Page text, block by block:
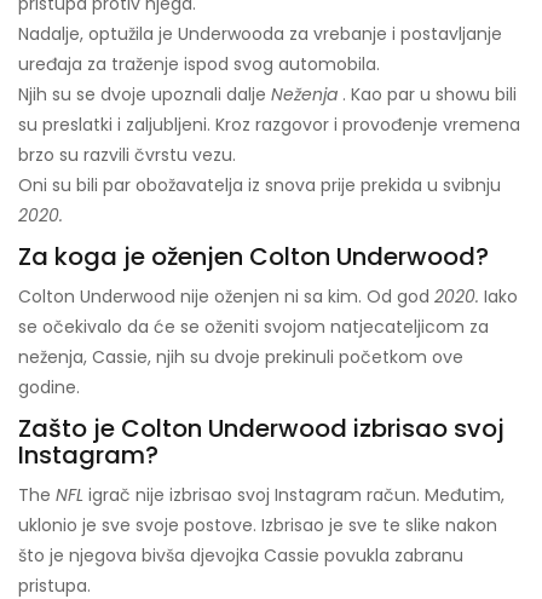
Nadalje, optužila je Underwooda za vrebanje i postavljanje
uređaja za traženje ispod svog automobila.
Njih su se dvoje upoznali dalje Neženja . Kao par u showu bili
su preslatki i zaljubljeni. Kroz razgovor i provođenje vremena
brzo su razvili čvrstu vezu.
Oni su bili par obožavatelja iz snova prije prekida u svibnju
2020.
Za koga je oženjen Colton Underwood?
Colton Underwood nije oženjen ni sa kim. Od god 2020. Iako
se očekivalo da će se oženiti svojom natjecateljicom za
neženja, Cassie, njih su dvoje prekinuli početkom ove
godine.
Zašto je Colton Underwood izbrisao svoj
Instagram?
The NFL igrač nije izbrisao svoj Instagram račun. Međutim,
uklonio je sve svoje postove. Izbrisao je sve te slike nakon
što je njegova bivša djevojka Cassie povukla zabranu
pristupa.